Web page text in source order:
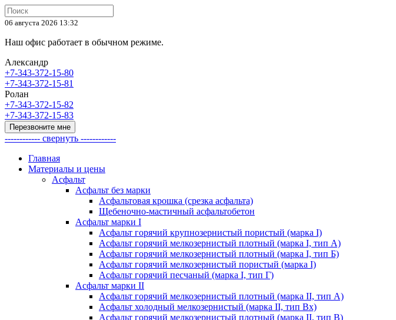
06 августа 2026 13:32
Наш офис работает в обычном режиме.
Александр
+7-343-372-15-80
+7-343-372-15-81
Ролан
+7-343-372-15-82
+7-343-372-15-83
Перезвоните мне
------------ свернуть ------------
Главная
Материалы и цены
Асфальт
Асфальт без марки
Асфальтовая крошка (срезка асфальта)
Щебеночно-мастичный асфальтобетон
Асфальт марки I
Асфальт горячий крупнозернистый пористый (марка I)
Асфальт горячий мелкозернистый плотный (марка I, тип А)
Асфальт горячий мелкозернистый плотный (марка I, тип Б)
Асфальт горячий мелкозернистый пористый (марка I)
Асфальт горячий песчаный (марка I, тип Г)
Асфальт марки II
Асфальт горячий мелкозернистый плотный (марка II, тип А)
Асфальт холодный мелкозернистый (марка II, тип Вх)
Асфальт горячий мелкозернистый плотный (марка II, тип В)